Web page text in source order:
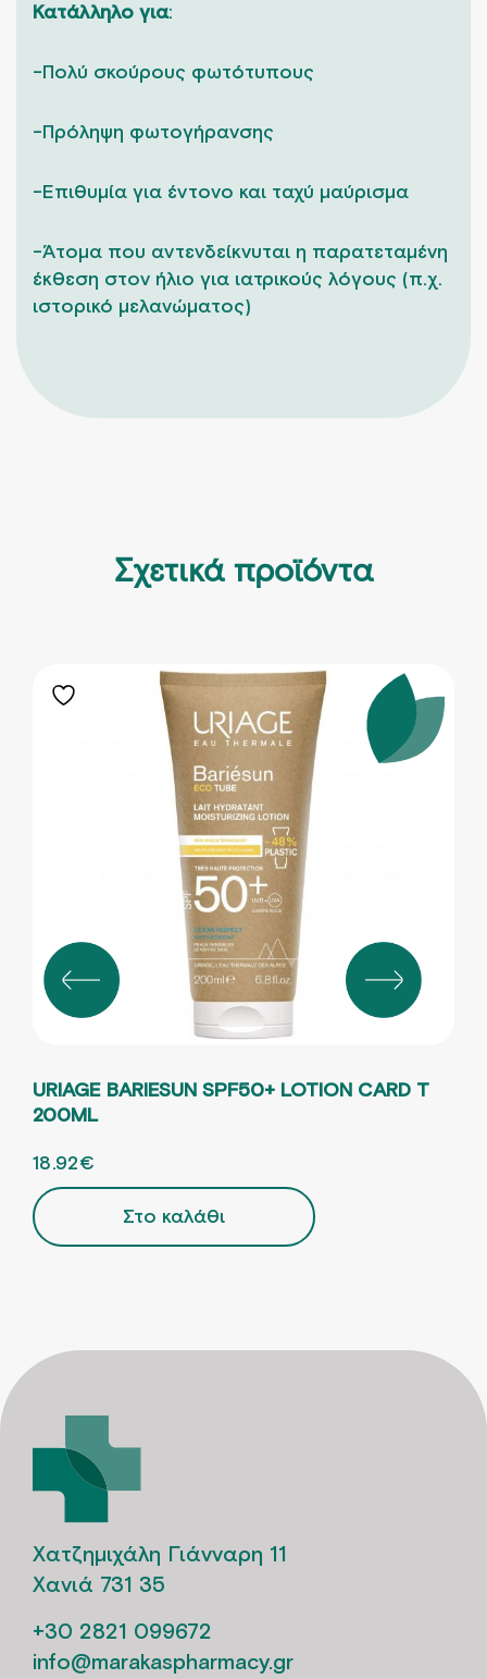
Κατάλληλο για:
-Πολύ σκούρους φωτότυπους
-Πρόληψη φωτογήρανσης
-Επιθυμία για έντονο και ταχύ μαύρισμα
-Άτομα που αντενδείκνυται η παρατεταμένη
έκθεση στον ήλιο για ιατρικούς λόγους (π.χ.
ιστορικό μελανώματος)
Σχετικά προϊόντα
URIAGE BARIESUN SPF50+ LOTION CARD T
200ML
ORIGINAL PRICE WAS: 29.11€.
18.92€
Στο καλάθι
Χατζημιχάλη Γιάνναρη 11
Χανιά 731 35
+30 2821 099672
info@marakaspharmacy.gr